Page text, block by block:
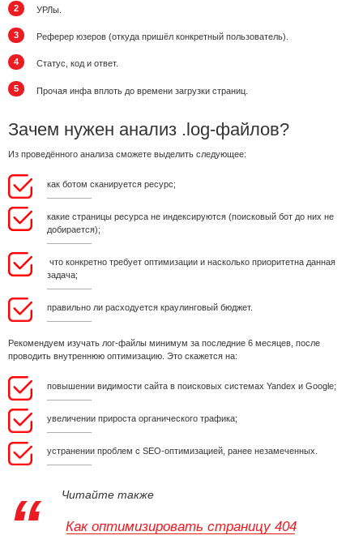
УРЛы.
Реферер юзеров (откуда пришёл конкретный пользователь).
Статус, код и ответ.
Прочая инфа вплоть до времени загрузки страниц.
Зачем нужен анализ .log-файлов?
Из проведённого анализа сможете выделить следующее:
как ботом сканируется ресурс;
какие страницы ресурса не индексируются (поисковый бот до них не
добирается);
что конкретно требует оптимизации и насколько приоритетна данная
задача;
правильно ли расходуется краулинговый бюджет.
Рекомендуем изучать лог-файлы минимум за последние 6 месяцев, после
проводить внутреннюю оптимизацию. Это скажется на:
повышении видимости сайта в поисковых системах Yandex и Google;
увеличении прироста органического трафика;
устранении проблем с SEO-оптимизацией, ранее незамеченных.
Читайте также
Как оптимизировать страницу 404